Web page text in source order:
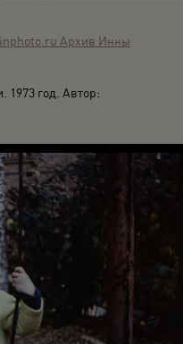
Архив Инны
1973 год. Автор: